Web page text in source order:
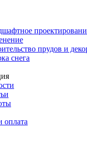
прудов и
снега
оплата